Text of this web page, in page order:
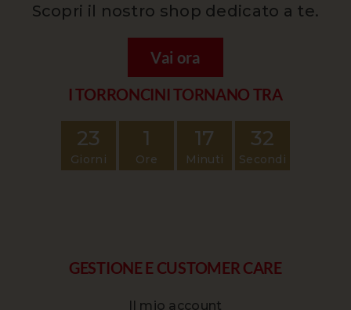
Scopri il nostro shop dedicato a te.
Vai ora
I TORRONCINI TORNANO TRA
23
Giorni
1
Ore
17
Minuti
31
Secondi
GESTIONE E CUSTOMER CARE
Il mio account